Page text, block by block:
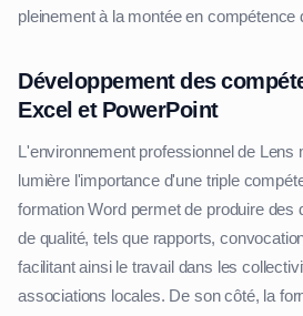
pleinement à la montée en compétence
Développement des
Excel et PowerPoint
L'environnement professionnel de Lens
lumière l'importance d'une triple
formation Word permet de produire des
de qualité, tels que rapports,
facilitant ainsi le travail dans les
associations locales. De son côté, la